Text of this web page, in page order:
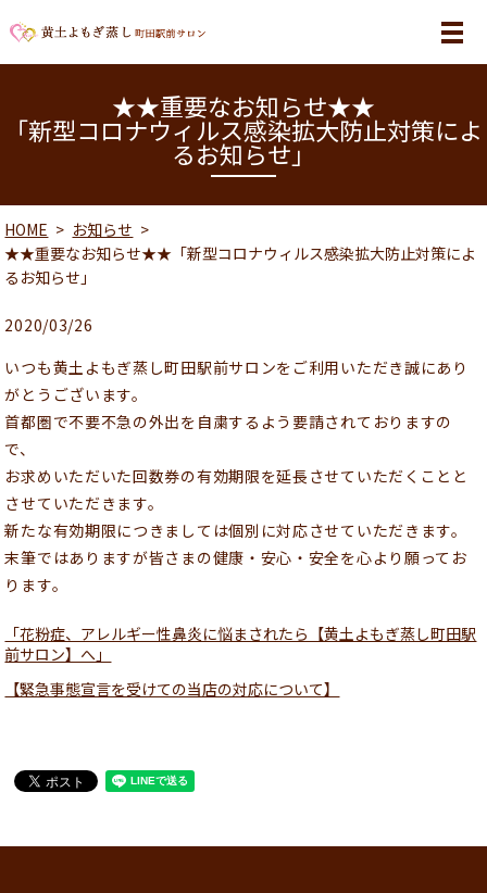
★★重要なお知らせ★★
「新型コロナウィルス感染拡大防止対策によ
るお知らせ」
HOME
お知らせ
★★重要なお知らせ★★「新型コロナウィルス感染拡大防止対策によ
るお知らせ」
2020/03/26
いつも黄土よもぎ蒸し町田駅前サロンをご利用いただき誠にあり
がとうございます。
首都圏で不要不急の外出を自粛するよう要請されておりますの
で、
お求めいただいた回数券の有効期限を延長させていただくことと
させていただきます。
新たな有効期限につきましては個別に対応させていただきます。
末筆ではありますが皆さまの健康・安心・安全を心より願ってお
ります。
「花粉症、アレルギー性鼻炎に悩まされたら【黄土よもぎ蒸し町田駅
前サロン】へ」
【緊急事態宣言を受けての当店の対応について】